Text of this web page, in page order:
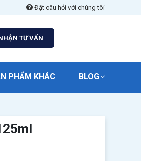
Đặt câu hỏi với chúng tôi
TƯ VẤN
PHẨM KHÁC BLOG